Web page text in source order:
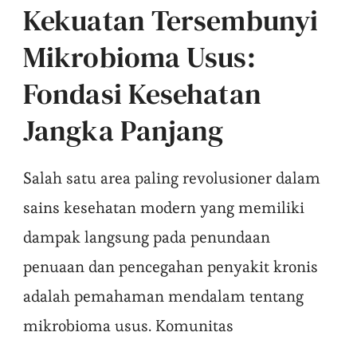
Kekuatan Tersembunyi
Mikrobioma Usus:
Fondasi Kesehatan
Jangka Panjang
Salah satu area paling revolusioner dalam
sains kesehatan modern yang memiliki
dampak langsung pada penundaan
penuaan dan pencegahan penyakit kronis
adalah pemahaman mendalam tentang
mikrobioma usus. Komunitas